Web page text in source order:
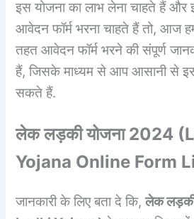
इस योजना का लाभ लेना चाहते हैं और
आवेदन फॉर्म भरना चाहते हैं तो, आज
तहत आवेदन फॉर्म भरने की संपूर्ण
हैं, जिसके माध्यम से आप आसानी से
सकते हैं.
लेक लड़की योजना 2024 (
Yojana Online Form
जानकारी के लिए बता दे कि,लेक